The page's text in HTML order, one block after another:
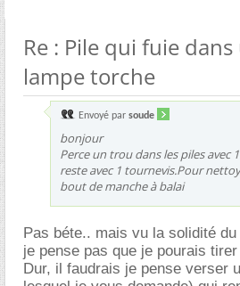
Re : Pile qui fuie
lampe torche
Envoyé par soude
bonjour
Perce un trou dans les piles avec
reste avec 1 tournevis.Pour
bout de manche à balai
Pas béte.. mais vu la solidité
je pense pas que je pourais
Dur, il faudrais je pense verser